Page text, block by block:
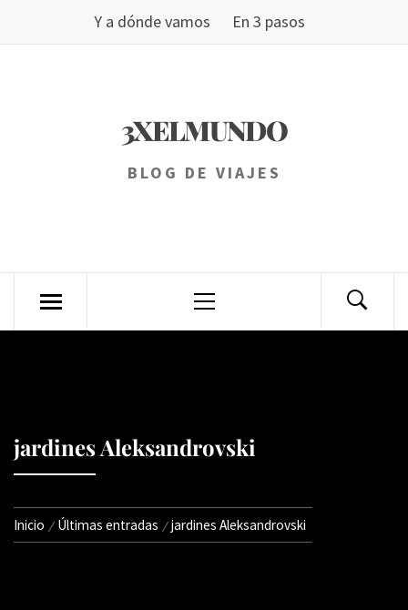
Y a dónde vamos En 3 pasos
3XELMUNDO
BLOG DE VIAJES
principal
jardines Aleksandrovski
Inicio Últimas entradas jardines Aleksandrovski